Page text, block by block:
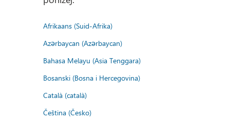
Afrikaans (Suid-Afrika)
Azərbaycan (Azərbaycan)
Bahasa Melayu (Asia Tenggara)
Bosanski (Bosna i Hercegovina)
Català (català)
Čeština (Česko)